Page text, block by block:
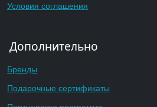
Условия соглашения
Дополнительно
Бренды
Подарочные сертификаты